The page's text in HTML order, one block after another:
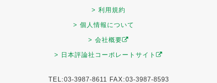
> 利用規約
> 個人情報について
> 会社概要
> 日本評論社コーポレートサイト
TEL:03-3987-8611 FAX:03-3987-8593